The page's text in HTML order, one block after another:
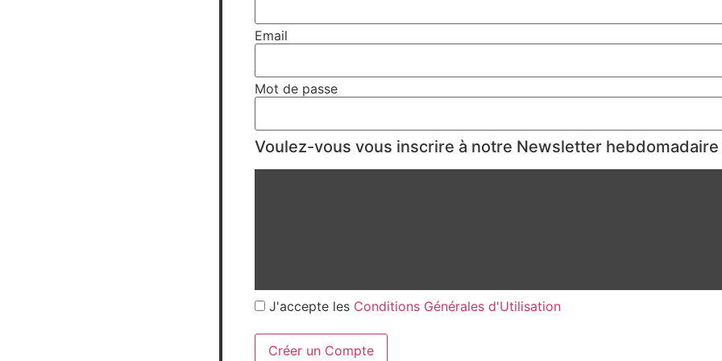
Email
Mot de passe
Voulez-vous vous inscrire à notre Newsletter hebdomadaire
J'accepte les Conditions Générales d'Utilisation
Créer un Compte